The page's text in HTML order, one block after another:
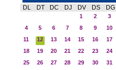
DL DT DC DJ DV DS DG
1 2
3
4
5 6 7 8 9
10
11
12 13 14 15 16
17
18
19 20 21 22 23
24
25
26 27 28 29 30
31